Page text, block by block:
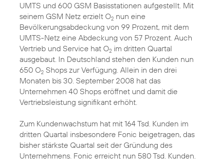
UMTS und 600 GSM Basisstationen aufgestellt. Mit
seinem GSM Netz erzielt O2 nun eine
Bevölkerungsabdeckung von 99 Prozent, mit dem
UMTS-Netz eine Abdeckung von 57 Prozent. Auch
Vertrieb und Service hat O2 im dritten Quartal
ausgebaut. In Deutschland stehen den Kunden nun
650 O2 Shops zur Verfügung. Allein in den drei
Monaten bis 30. September 2008 hat das
Unternehmen 40 Shops eröffnet und damit die
Vertriebsleistung signifikant erhöht.
Zum Kundenwachstum hat mit 164 Tsd. Kunden im
dritten Quartal insbesondere Fonic beigetragen, das
bisher stärkste Quartal seit der Gründung des
Unternehmens. Fonic erreicht nun 580 Tsd. Kunden.